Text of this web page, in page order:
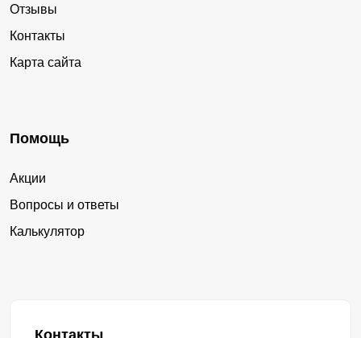
Отзывы
Контакты
Карта сайта
Помощь
Акции
Вопросы и ответы
Калькулятор
Контакты